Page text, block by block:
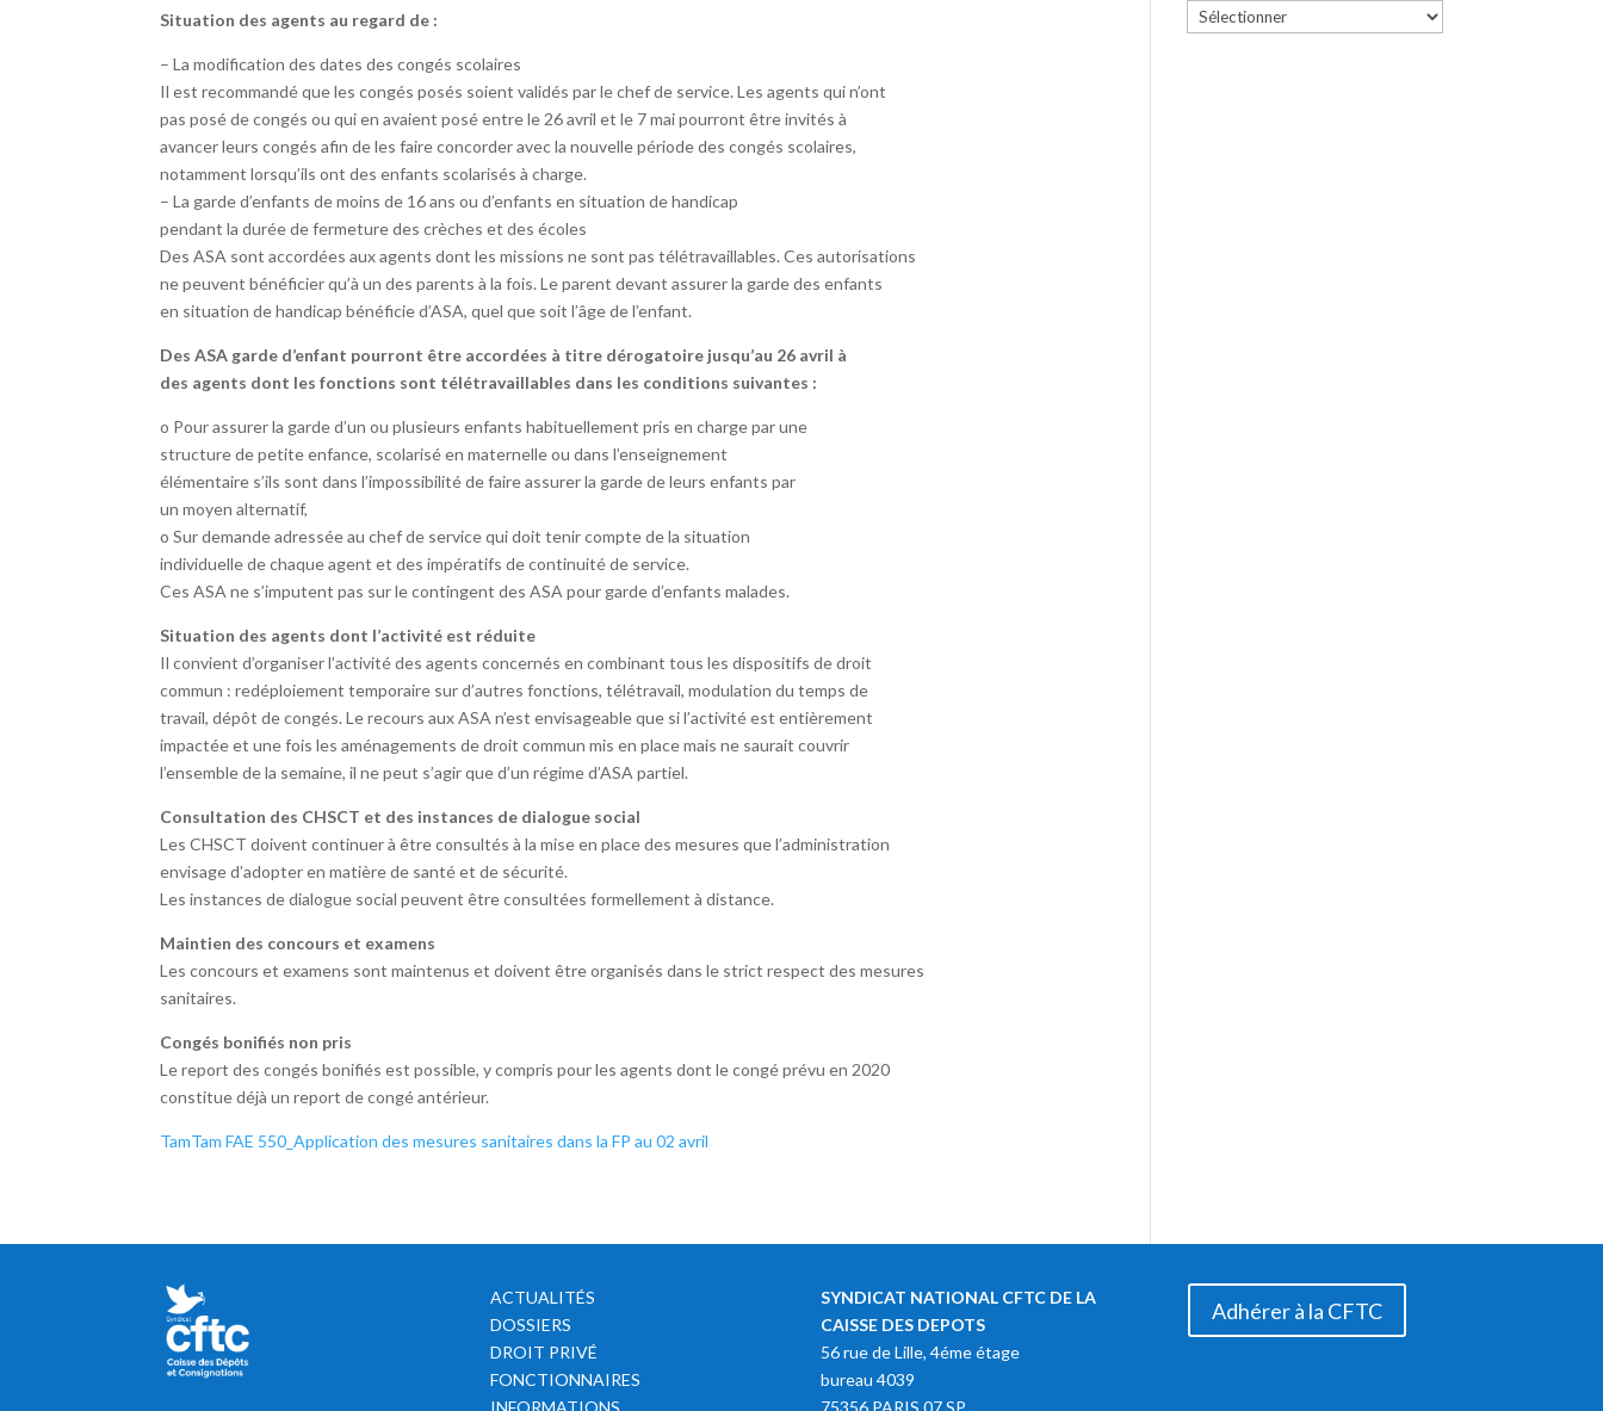
Situation des agents au regard de :
– La modification des dates des congés scolaires
Il est recommandé que les congés posés soient validés par le chef de service. Les agents qui n’ont
pas posé de congés ou qui en avaient posé entre le 26 avril et le 7 mai pourront être invités à
avancer leurs congés afin de les faire concorder avec la nouvelle période des congés scolaires,
notamment lorsqu’ils ont des enfants scolarisés à charge.
– La garde d’enfants de moins de 16 ans ou d’enfants en situation de handicap
pendant la durée de fermeture des crèches et des écoles
Des ASA sont accordées aux agents dont les missions ne sont pas télétravaillables. Ces autorisations
ne peuvent bénéficier qu’à un des parents à la fois. Le parent devant assurer la garde des enfants
en situation de handicap bénéficie d’ASA, quel que soit l’âge de l’enfant.
Des ASA garde d’enfant pourront être accordées à titre dérogatoire jusqu’au 26 avril à
des agents dont les fonctions sont télétravaillables dans les conditions suivantes :
o Pour assurer la garde d’un ou plusieurs enfants habituellement pris en charge par une
structure de petite enfance, scolarisé en maternelle ou dans l’enseignement
élémentaire s’ils sont dans l’impossibilité de faire assurer la garde de leurs enfants par
un moyen alternatif,
o Sur demande adressée au chef de service qui doit tenir compte de la situation
individuelle de chaque agent et des impératifs de continuité de service.
Ces ASA ne s’imputent pas sur le contingent des ASA pour garde d’enfants malades.
Situation des agents dont l’activité est réduite
Il convient d’organiser l’activité des agents concernés en combinant tous les dispositifs de droit
commun : redéploiement temporaire sur d’autres fonctions, télétravail, modulation du temps de
travail, dépôt de congés. Le recours aux ASA n’est envisageable que si l’activité est entièrement
impactée et une fois les aménagements de droit commun mis en place mais ne saurait couvrir
l’ensemble de la semaine, il ne peut s’agir que d’un régime d’ASA partiel.
Consultation des CHSCT et des instances de dialogue social
Les CHSCT doivent continuer à être consultés à la mise en place des mesures que l’administration
envisage d’adopter en matière de santé et de sécurité.
Les instances de dialogue social peuvent être consultées formellement à distance.
Maintien des concours et examens
Les concours et examens sont maintenus et doivent être organisés dans le strict respect des mesures
sanitaires.
Congés bonifiés non pris
Le report des congés bonifiés est possible, y compris pour les agents dont le congé prévu en 2020
constitue déjà un report de congé antérieur.
TamTam FAE 550_Application des mesures sanitaires dans la FP au 02 avril
ACTUALITÉS
DOSSIERS
DROIT PRIVÉ
FONCTIONNAIRES
SYNDICAT NATIONAL CFTC DE LA
CAISSE DES DEPOTS
56 rue de Lille, 4éme étage
bureau 4039
Adhérer à la CFTC